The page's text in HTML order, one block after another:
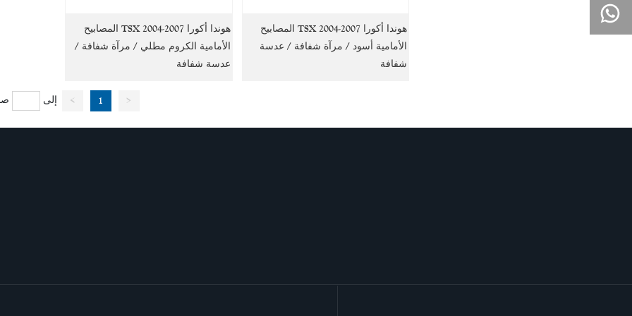
هوندا أكورا TSX 2004-2007 المصابيح
الأمامية أسود / مرآة شفافة / عدسة
شفافة
هوندا أكورا TSX 2004-2007 المصابيح
الأمامية الكروم مطلي / مرآة شفافة /
عدسة شفافة
<
1
> إلى
8613957814174